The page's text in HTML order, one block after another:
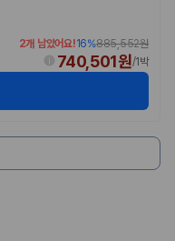
2개 남았어요!16%885,552원
740,501원/1박